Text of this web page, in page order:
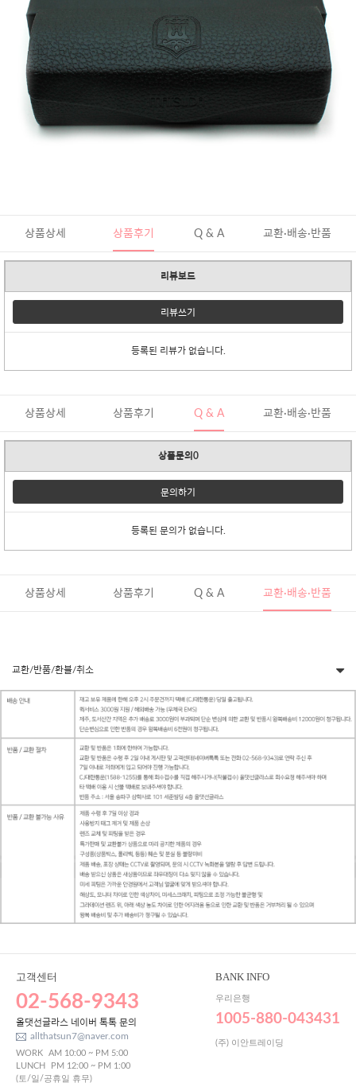
상품상세 상품후기 Q & A 교환·배송·반품
리뷰보드
리뷰쓰기
등록된 리뷰가 없습니다.
상품상세 상품후기 Q & A 교환·배송·반품
상품문의0
문의하기
등록된 문의가 없습니다.
상품상세 상품후기 Q & A 교환·배송·반품
교환/반품/환불/취소
고객센터
02-568-9343
올댓선글라스 네이버 톡톡 문의
allthatsun7@naver.com
WORK
AM 10:00 ~ PM 5:00
LUNCH
PM 12:00 ~ PM 1:00
(토/일/공휴일 휴무)
BANK INFO
우리은행
1005-880-043431
(주) 이안트레이딩